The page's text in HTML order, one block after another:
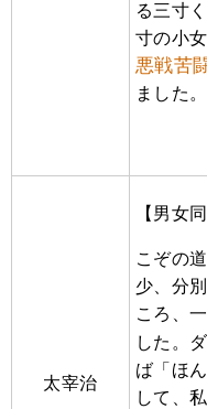
る三寸
寸の小
悪戦苦
ました。
太宰治
【男女
こぞの
少、分
ころ、
した。
ば「ほ
して、